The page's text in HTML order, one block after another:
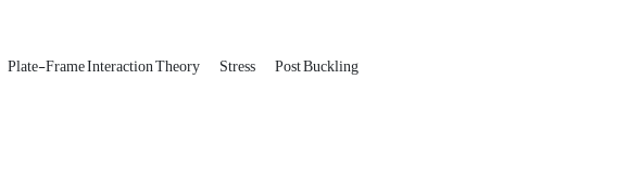
Plate-Frame Interaction Theory Stress Post Buckling